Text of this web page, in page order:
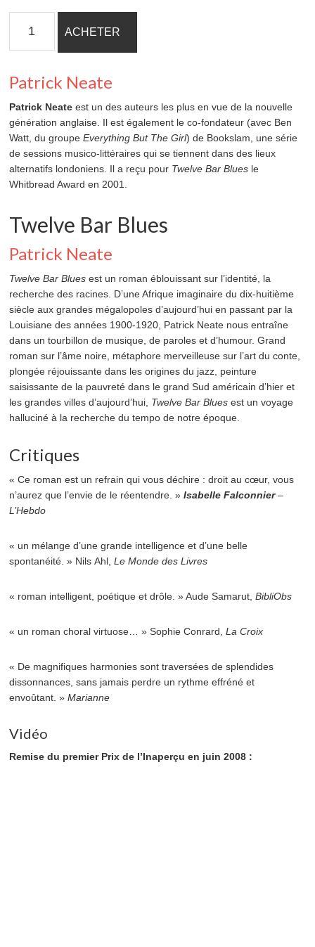
Twelve
Blues
ACHETER
Patrick Neate
Patrick Neateest un des auteurs les plus en vue de la nouvelle
génération anglaise. Il est également le co-fondateur (avec Ben
Watt, du groupe Everything But The Girl) de Bookslam, une série
de sessions musico-littéraires qui se tiennent dans des lieux
alternatifs londoniens. Il a reçu pour Twelve Bar Bluesle
Whitbread Award en 2001.
Twelve Bar Blues
Patrick Neate
Twelve Bar Bluesest un roman éblouissant sur l’identité, la
recherche des racines. D’une Afrique imaginaire du dix-huitième
siècle aux grandes mégalopoles d’aujourd’hui en passant par la
Louisiane des années 1900-1920, Patrick Neate nous entraîne
dans un tourbillon de musique, de paroles et d’humour. Grand
roman sur l’âme noire, métaphore merveilleuse sur l’art du conte,
plongée réjouissante dans les origines du jazz, peinture
saisissante de la pauvreté dans le grand Sud américain d’hier et
les grandes villes d’aujourd’hui, Twelve Bar Bluesest un voyage
halluciné à la recherche du tempo de notre époque.
Critiques
« Ce roman est un refrain qui vous déchire : droit au cœur, vous
n’aurez que l’envie de le réentendre. » Isabelle Falconnier–
L’Hebdo
« un mélange d’une grande intelligence et d’une belle
spontanéité. » Nils Ahl, Le Monde des Livres
« roman intelligent, poétique et drôle. » Aude Samarut, BibliObs
« un roman choral virtuose… » Sophie Conrard, La Croix
« De magnifiques harmonies sont traversées de splendides
dissonnances, sans jamais perdre un rythme effréné et
envoûtant. » Marianne
Vidéo
Remise du premier Prix de l’Inaperçu en juin 2008 :